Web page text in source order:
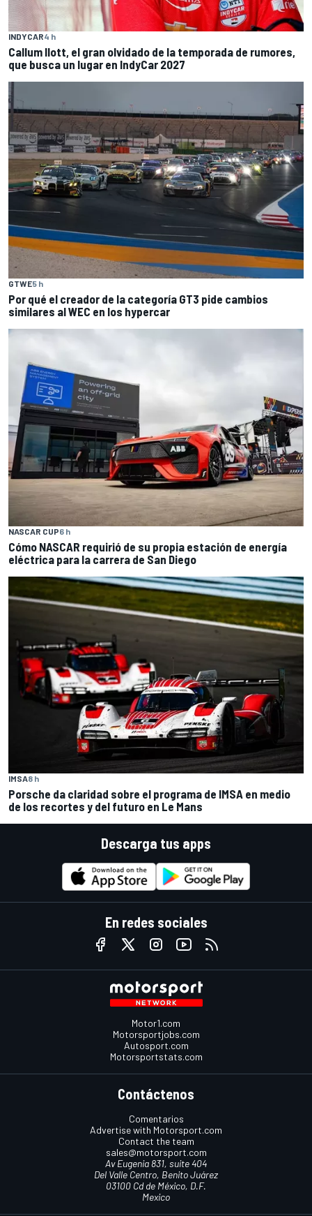
INDYCAR4 h
Callum Ilott, el gran olvidado de la temporada de rumores,
que busca un lugar en IndyCar 2027
GTWE5 h
Por qué el creador de la categoría GT3 pide cambios
similares al WEC en los hypercar
NASCAR CUP6 h
Cómo NASCAR requirió de su propia estación de energía
eléctrica para la carrera de San Diego
IMSA8 h
Porsche da claridad sobre el programa de IMSA en medio
de los recortes y del futuro en Le Mans
Descarga tus apps
En redes sociales
Motor1.com
Motorsportjobs.com
Autosport.com
Motorsportstats.com
Contáctenos
Comentarios
Advertise with Motorsport.com
Contact the team
sales@motorsport.com
Av Eugenia 831, suite 404
Del Valle Centro, Benito Juárez
03100 Cd de México, D.F.
Mexico